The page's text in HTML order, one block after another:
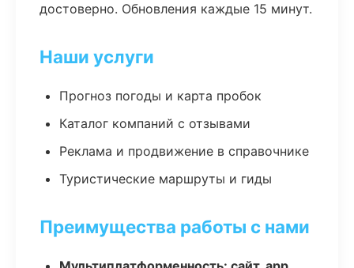
достоверно. Обновления каждые 15 минут.
Наши услуги
Прогноз погоды и карта пробок
Каталог компаний с отзывами
Реклама и продвижение в справочнике
Туристические маршруты и гиды
Преимущества работы с нами